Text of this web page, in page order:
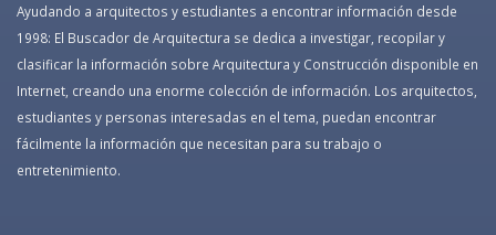
Ayudando a arquitectos y estudiantes a encontrar información desde
1998: El Buscador de Arquitectura se dedica a investigar, recopilar y
clasificar la información sobre Arquitectura y Construcción disponible en
Internet, creando una enorme colección de información. Los arquitectos,
estudiantes y personas interesadas en el tema, puedan encontrar
fácilmente la información que necesitan para su trabajo o
entretenimiento.